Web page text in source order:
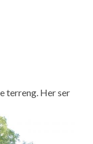
terreng. Her ser